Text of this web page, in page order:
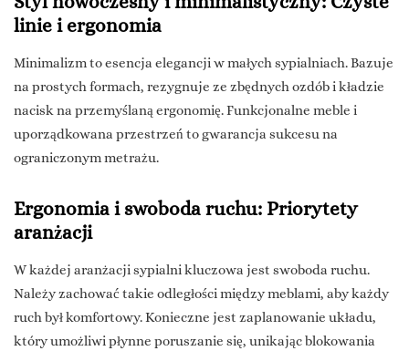
linie i ergonomia
Minimalizm to esencja elegancji w małych sypialniach. Bazuje
na prostych formach, rezygnuje ze zbędnych ozdób i kładzie
nacisk na przemyślaną ergonomię. Funkcjonalne meble i
uporządkowana przestrzeń to gwarancja sukcesu na
ograniczonym metrażu.
Ergonomia i swoboda ruchu: Priorytety
aranżacji
W każdej aranżacji sypialni kluczowa jest swoboda ruchu.
Należy zachować takie odległości między meblami, aby każdy
ruch był komfortowy. Konieczne jest zaplanowanie układu,
który umożliwi płynne poruszanie się, unikając blokowania